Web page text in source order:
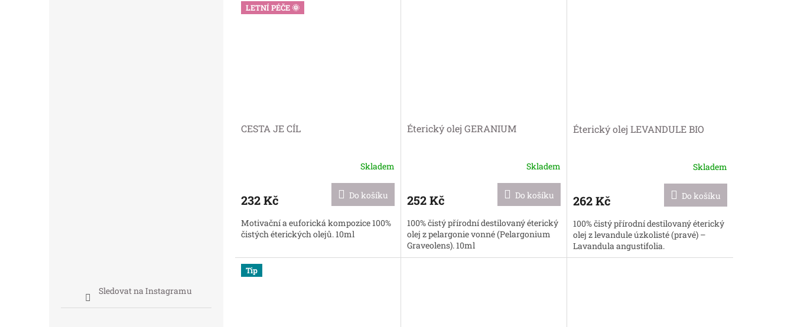
Sledovat na Instagramu
LETNÍ PÉČE 🌞
CESTA JE CÍL
Skladem
232 Kč Do košíku
Motivační a euforická kompozice 100%
čistých éterických olejů. 10ml
Éterický olej GERANIUM
Skladem
252 Kč Do košíku
100% čistý přírodní destilovaný éterický
olej z pelargonie vonné (Pelargonium
Graveolens). 10ml
Éterický olej LEVANDULE BIO
je
z
5
hvězdiček.
Skladem
262 Kč Do košíku
100% čistý přírodní destilovaný éterický
olej z levandule úzkolisté (pravé) –
Lavandula angustifolia.
Tip